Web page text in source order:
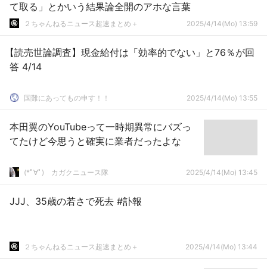
て取る」とかいう結果論全開のアホな言葉
２ちゃんねるニュース超速まとめ＋ 2025/4/14(Mo) 13:59
【読売世論調査】現金給付は「効率的でない」と76％が回
答 4/14
国難にあってもの申す！！ 2025/4/14(Mo) 13:55
本田翼のYouTubeって一時期異常にバズっ
てたけど今思うと確実に業者だったよな
(*ﾟ∀ﾟ)ゞカガクニュース隊 2025/4/14(Mo) 13:45
JJJ、35歳の若さで死去 #訃報
２ちゃんねるニュース超速まとめ＋ 2025/4/14(Mo) 13:44